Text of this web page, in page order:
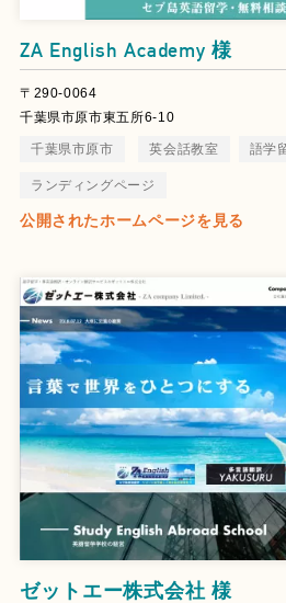
ZA English Academy 様
〒290-0064
千葉県市原市東五所6-10
千葉県市原市 英会話教室 語学
ランディングページ
公開されたホームページを見る
ゼットエー株式会社 様